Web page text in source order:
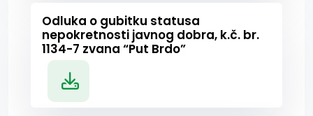
Odluka o gubitku statusa
nepokretnosti javnog dobra, k.č. br.
1134-7 zvana “Put Brdo”